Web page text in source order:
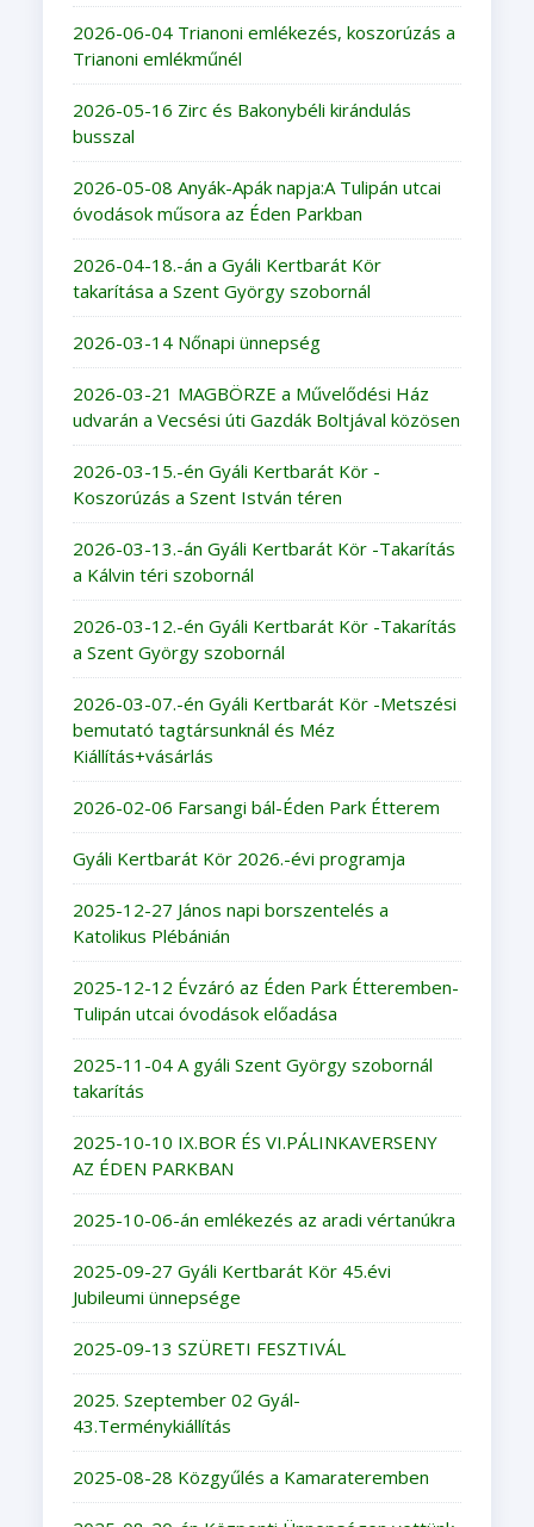
2026-06-04 Trianoni emlékezés, koszorúzás a
Trianoni emlékműnél
2026-05-16 Zirc és Bakonybéli kirándulás
busszal
2026-05-08 Anyák-Apák napja:A Tulipán utcai
óvodások műsora az Éden Parkban
2026-04-18.-án a Gyáli Kertbarát Kör
takarítása a Szent György szobornál
2026-03-14 Nőnapi ünnepség
2026-03-21 MAGBÖRZE a Művelődési Ház
udvarán a Vecsési úti Gazdák Boltjával közösen
2026-03-15.-én Gyáli Kertbarát Kör -
Koszorúzás a Szent István téren
2026-03-13.-án Gyáli Kertbarát Kör -Takarítás
a Kálvin téri szobornál
2026-03-12.-én Gyáli Kertbarát Kör -Takarítás
a Szent György szobornál
2026-03-07.-én Gyáli Kertbarát Kör -Metszési
bemutató tagtársunknál és Méz
Kiállítás+vásárlás
2026-02-06 Farsangi bál-Éden Park Étterem
Gyáli Kertbarát Kör 2026.-évi programja
2025-12-27 János napi borszentelés a
Katolikus Plébánián
2025-12-12 Évzáró az Éden Park Étteremben-
Tulipán utcai óvodások előadása
2025-11-04 A gyáli Szent György szobornál
takarítás
2025-10-10 IX.BOR ÉS VI.PÁLINKAVERSENY
AZ ÉDEN PARKBAN
2025-10-06-án emlékezés az aradi vértanúkra
2025-09-27 Gyáli Kertbarát Kör 45.évi
Jubileumi ünnepsége
2025-09-13 SZÜRETI FESZTIVÁL
2025. Szeptember 02 Gyál-
43.Terménykiállítás
2025-08-28 Közgyűlés a Kamarateremben